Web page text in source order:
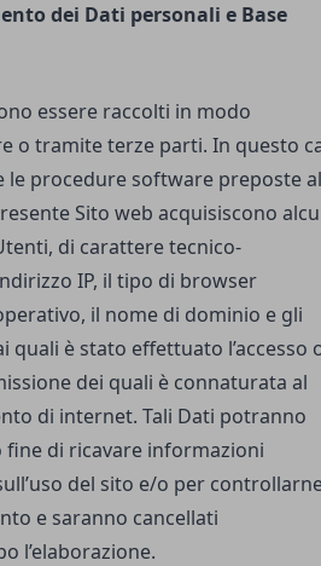
dei Dati personali e Base
essere raccolti in modo
o tramite terze parti. In questo
le procedure software preposte al
Sito web acquisiscono
di carattere tecnico-
IP, il tipo di browser
il nome di dominio e gli
quali è stato effettuato l’accesso
dei quali è connaturata al
di internet. Tali Dati potranno
di ricavare informazioni
del sito e/o per
e saranno cancellati
l’elaborazione.